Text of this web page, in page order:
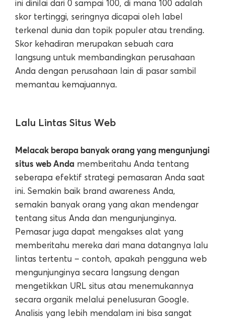
ini dinilai dari 0 sampai 100, di mana 100 adalah
skor tertinggi, seringnya dicapai oleh label
terkenal dunia dan topik populer atau trending.
Skor kehadiran merupakan sebuah cara
langsung untuk membandingkan perusahaan
Anda dengan perusahaan lain di pasar sambil
memantau kemajuannya.
Lalu Lintas Situs Web
Melacak berapa banyak orang yang mengunjungi
situs web Anda memberitahu Anda tentang
seberapa efektif strategi pemasaran Anda saat
ini. Semakin baik brand awareness Anda,
semakin banyak orang yang akan mendengar
tentang situs Anda dan mengunjunginya.
Pemasar juga dapat mengakses alat yang
memberitahu mereka dari mana datangnya lalu
lintas tertentu – contoh, apakah pengguna web
mengunjunginya secara langsung dengan
mengetikkan URL situs atau menemukannya
secara organik melalui penelusuran Google.
Analisis yang lebih mendalam ini bisa sangat